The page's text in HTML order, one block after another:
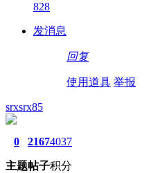
828
发消息
回复
使用道具 举报
srxsrx85
0
主题
2167
帖子
4037
积分